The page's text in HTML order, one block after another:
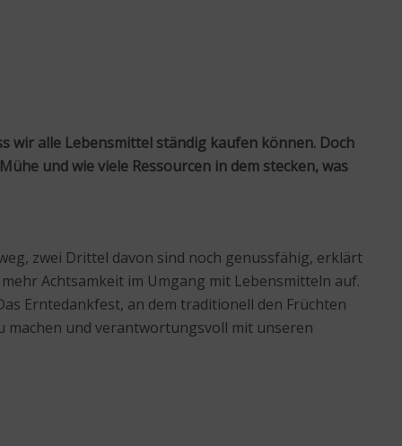
wir alle Lebensmittel ständig kaufen können. Doch
und wie viele Ressourcen in dem stecken, was
zwei Drittel davon sind noch genussfähig, erklärt
Achtsamkeit im Umgang mit Lebensmitteln auf.
Erntedankfest, an dem traditionell den Früchten
machen und verantwortungsvoll mit unseren